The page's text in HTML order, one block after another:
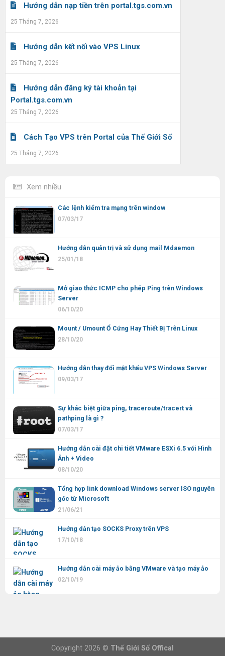
Hướng dẫn nạp tiền trên portal.tgs.com.vn
25 Tháng 7, 2026
Hướng dẫn kết nối vào VPS Linux
25 Tháng 7, 2026
Hướng dẫn đăng ký tài khoản tại
Portal.tgs.com.vn
25 Tháng 7, 2026
Cách Tạo VPS trên Portal của Thế Giới Số
25 Tháng 7, 2026
Xem nhiều
Các lệnh kiểm tra mạng trên window
07/03/17
Hướng dẫn quản trị và sử dụng mail Mdaemon
25/01/18
Mở giao thức ICMP cho phép Ping trên Windows
Server
06/10/20
Mount / Umount Ổ Cứng Hay Thiết Bị Trên Linux
28/10/20
Hướng dẫn thay đổi mật khẩu VPS Windows Server
09/03/17
Sự khác biệt giữa ping, traceroute/tracert và
pathping là gì ?
07/03/17
Hướng dẫn cài đặt chi tiết VMware ESXi 6.5 với Hình
Ảnh + Video
08/10/20
Tổng hợp link download Windows server ISO nguyên
gốc từ Microsoft
21/06/21
Hướng dẫn tạo SOCKS Proxy trên VPS
17/10/18
Hướng dẫn cài máy ảo bằng VMware và tạo máy ảo
02/10/19
Copyright 2026 © Thế Giới Số Offical